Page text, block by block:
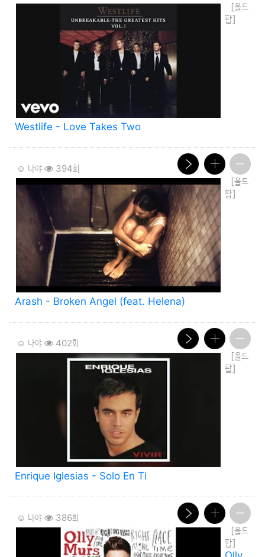
[올드
팝]
Westlife - Love Takes Two
☺️ 나야 394회
[올드
팝]
Arash - Broken Angel (feat. Helena)
☺️ 나야 402회
[올드
팝]
Enrique Iglesias - Solo En Ti
☺️ 나야 386회
[올드
팝]